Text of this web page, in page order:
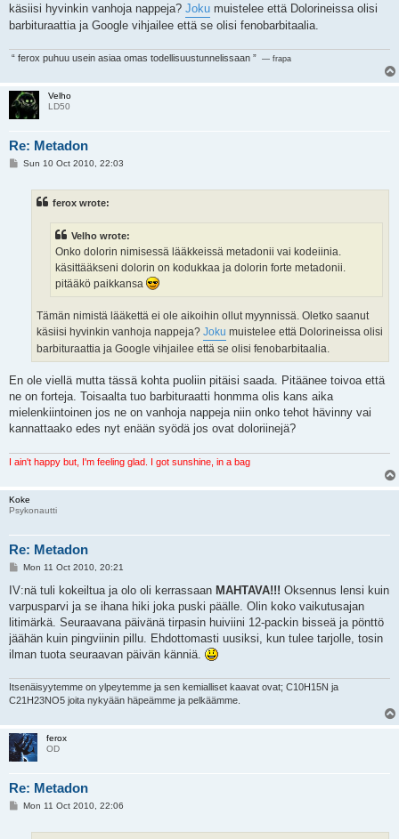
käsiisi hyvinkin vanhoja nappeja? Joku muistelee että Dolorineissa olisi
barbituraattia ja Google vihjailee että se olisi fenobarbitaalia.
“ ferox puhuu usein asiaa omas todellisuustunnelissaan ” — frapa
Velho
LD50
Re: Metadon
PSun 10 Oct 2010, 22:03
ferox wrote:
Velho wrote:
Onko dolorin nimisessä lääkkeissä metadonii vai kodeiinia.
käsittääkseni dolorin on kodukkaa ja dolorin forte metadonii.
pitääkö paikkansa
Tämän nimistä lääkettä ei ole aikoihin ollut myynnissä. Oletko saanut
käsiisi hyvinkin vanhoja nappeja? Joku muistelee että Dolorineissa olisi
barbituraattia ja Google vihjailee että se olisi fenobarbitaalia.
En ole viellä mutta tässä kohta puoliin pitäisi saada. Pitäänee toivoa että
ne on forteja. Toisaalta tuo barbituraatti honmma olis kans aika
mielenkiintoinen jos ne on vanhoja nappeja niin onko tehot hävinny vai
kannattaako edes nyt enään syödä jos ovat doloriinejä?
I ain't happy but, I'm feeling glad. I got sunshine, in a bag
Koke
Psykonautti
Re: Metadon
P
s
Mon 11 Oct 2010, 20:21
IV:nä tuli kokeiltua ja olo oli kerrassaan MAHTAVA!!! Oksennus lensi kuin
varpusparvi ja se ihana hiki joka puski päälle. Olin koko vaikutusajan
litimärkä. Seuraavana päivänä tirpasin huiviini 12-packin bisseä ja pönttö
jäähän kuin pingviinin pillu. Ehdottomasti uusiksi, kun tulee tarjolle, tosin
ilman tuota seuraavan päivän känniä.
Itsenäisyytemme on ylpeytemme ja sen kemialliset kaavat ovat; C10H15N ja
C21H23NO5 joita nykyään häpeämme ja pelkäämme.
ferox
OD
Re: Metadon
PMon 11 Oct 2010, 22:06